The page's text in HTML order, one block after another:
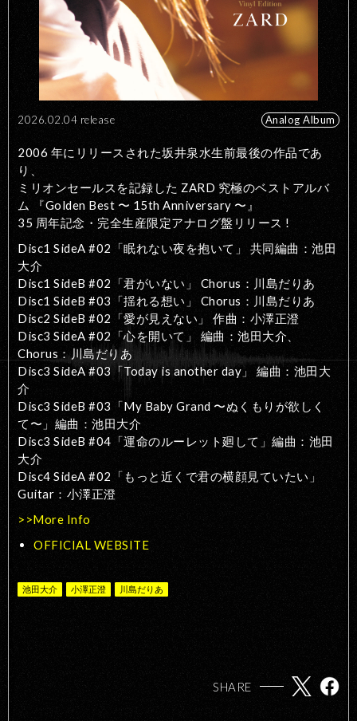
2026.02.04 release Analog Album
2006 年にリリースされた坂井泉水生前最後の作品であ
り、
ミリオンセールスを記録した ZARD 究極のベストアルバ
ム 『Golden Best 〜 15th Anniversary 〜』
35 周年記念・完全生産限定アナログ盤リリース !
Disc1 SideA #02「眠れない夜を抱いて」 共同編曲：池田
大介
Disc1 SideB #02「君がいない」 Chorus：川島だりあ
Disc1 SideB #03「揺れる想い」 Chorus：川島だりあ
Disc2 SideB #02「愛が見えない」 作曲：小澤正澄
Disc3 SideA #02「心を開いて」 編曲：池田大介、
Chorus：川島だりあ
Disc3 SideA #03「Today is another day」 編曲：池田大
介
Disc3 SideB #03「My Baby Grand 〜ぬくもりが欲しく
て〜」編曲：池田大介
Disc3 SideB #04「運命のルーレット廻して」編曲：池田
大介
Disc4 SideA #02「もっと近くで君の横顔見ていたい」
Guitar：小澤正澄
>>More Info
OFFICIAL WEBSITE
池田大介 小澤正澄 川島だりあ
SHARE